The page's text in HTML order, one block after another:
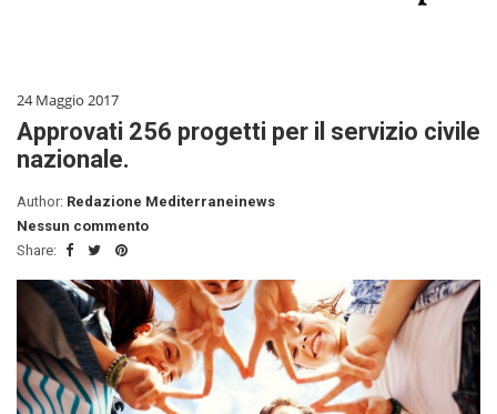
24 Maggio 2017
Approvati 256 progetti per il servizio civile
nazionale.
Author: Redazione Mediterraneinews
Nessun commento
Share: